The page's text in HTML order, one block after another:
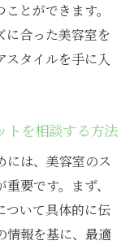
質別スタイル
イス
法
ルチェンジ
タルイメージ
とができます。
に合った美容室を
スタイルを手に入
トを相談する方法
には、美容室のス
要です。まず、
ついて具体的に伝
情報を基に、最適